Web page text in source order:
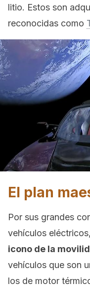
litio. Estos son
reconocidas como
El plan
Por sus grandes
vehículos eléctricos,
icono de la
vehículos que son
los de motor